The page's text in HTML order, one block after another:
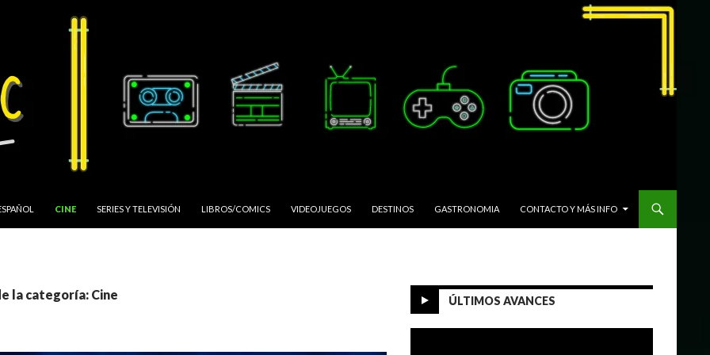
CINE SERIES Y TELEVISIÓN LIBROS/COMICS VIDEOJUEGOS DESTINOS GASTRONOMIA CONTACTO Y MÁS INFO
la categoría: Cine ÚLTIMOS AVANCES